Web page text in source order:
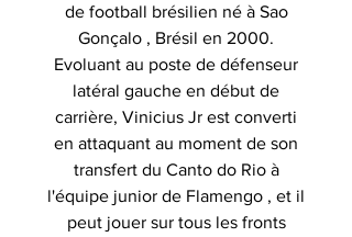
de football brésilien né à Sao
Gonçalo , Brésil en 2000.
Evoluant au poste de défenseur
latéral gauche en début de
carrière, Vinicius Jr est converti
en attaquant au moment de son
transfert du Canto do Rio à
l'équipe junior de Flamengo , et il
peut jouer sur tous les fronts